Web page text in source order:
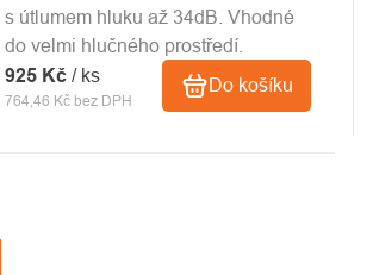
764,46 Kč bez DPH
925 Kč / ks Do košíku
s útlumem hluku až 34dB. Vhodné
do velmi hlučného prostředí.